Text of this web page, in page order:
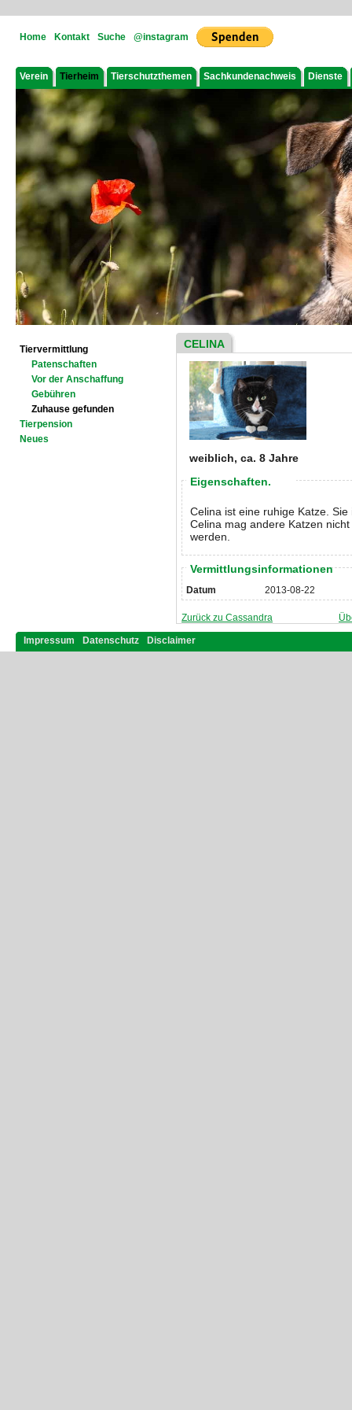
Home Kontakt Suche @instagram
Verein Tierheim Tierschutzthemen Sachkundenachweis Dienste
Tiervermittlung
Patenschaften
Vor der Anschaffung
Gebühren
Zuhause gefunden
Tierpension
Neues
CELINA
weiblich, ca. 8 Jahre
Eigenschaften.
Celina ist eine ruhige Katze.
Celina mag andere Katzen
werden.
Vermittlungsinformationen
Datum 2013-08-22
Zurück zu Cassandra
Impressum Datenschutz Disclaimer